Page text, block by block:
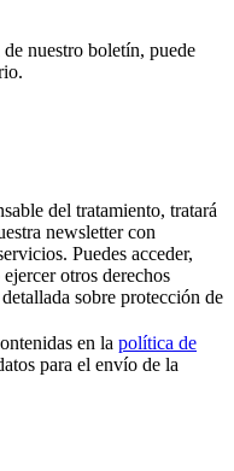
nuestro boletín, puede
del tratamiento, tratará
newsletter con
Puedes acceder,
otros derechos
sobre protección de
en la política de
para el envío de la